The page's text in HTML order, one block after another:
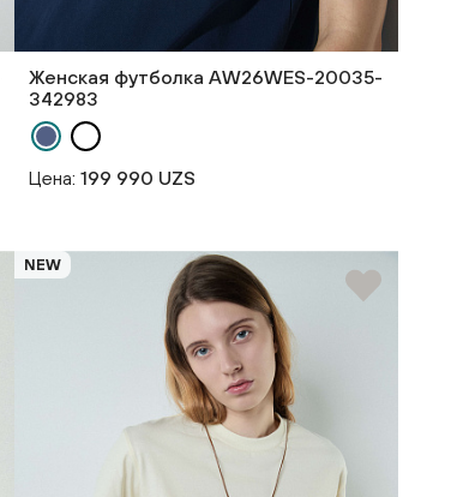
Женская футболка AW26WES-20035-
342983
Цена: 199 990 UZS
NEW